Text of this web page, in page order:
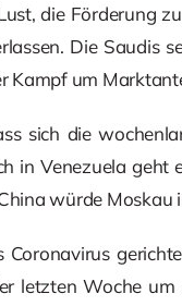
die Förderung
Die Saudis
Kampf um
sich die
in Venezuela
würde Moskau
letzten Woche